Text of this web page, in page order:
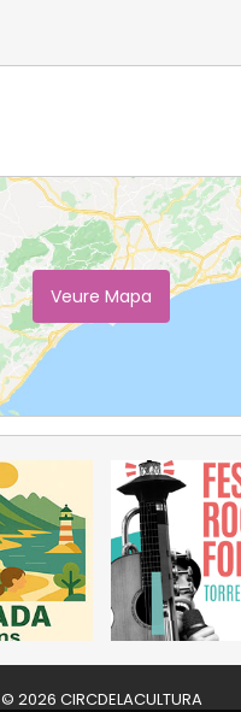
Veure Mapa
© 2026 CIRCDELACULTURA